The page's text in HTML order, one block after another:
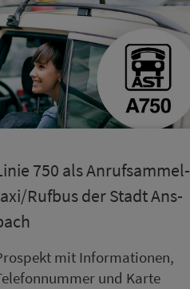
750 als An­ruf­sam­mel­
Rufbus der Stadt Ans­
mit In­for­ma­ti­onen,
und Karte